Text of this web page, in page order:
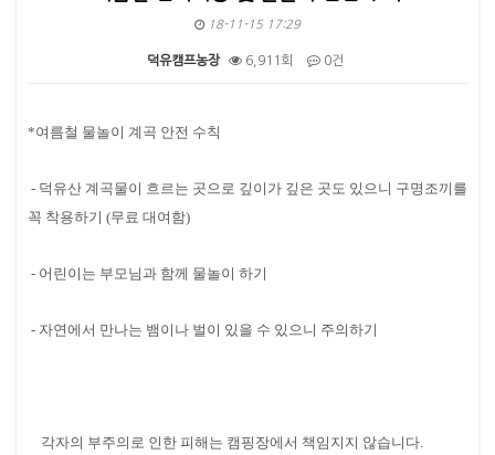
18-11-15 17:29
덕유캠프농장 6,911회 0건
*여름철 물놀이 계곡 안전 수칙
- 덕유산 계곡물이 흐르는 곳으로 깊이가 깊은 곳도 있으니 구명조끼를
꼭 착용하기 (무료 대여함)
- 어린이는 부모님과 함께 물놀이 하기
- 자연에서 만나는 뱀이나 벌이 있을 수 있으니 주의하기
각자의 부주의로 인한 피해는 캠핑장에서 책임지지 않습니다.